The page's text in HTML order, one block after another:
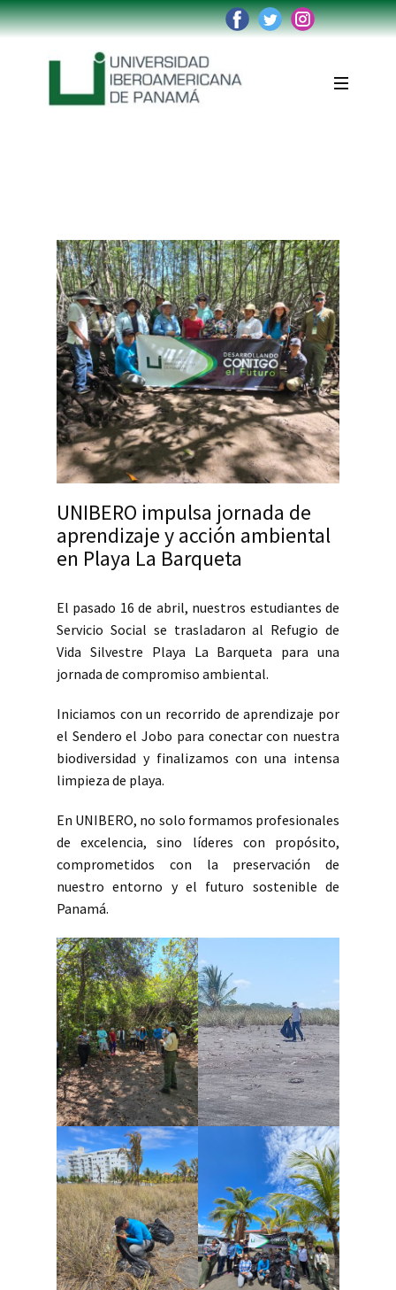
Graduados
Trabaja con nosotros
UNIBERO impulsa jornada de
aprendizaje y acción ambiental
en Playa La Barqueta
El pasado 16 de abril, nuestros estudiantes de
Servicio Social se trasladaron al Refugio de
Vida Silvestre Playa La Barqueta para una
jornada de compromiso ambiental.
Iniciamos con un recorrido de aprendizaje por
el Sendero el Jobo para conectar con nuestra
biodiversidad y finalizamos con una intensa
limpieza de playa.
En UNIBERO, no solo formamos profesionales
de excelencia, sino líderes con propósito,
comprometidos con la preservación de
nuestro entorno y el futuro sostenible de
Panamá.